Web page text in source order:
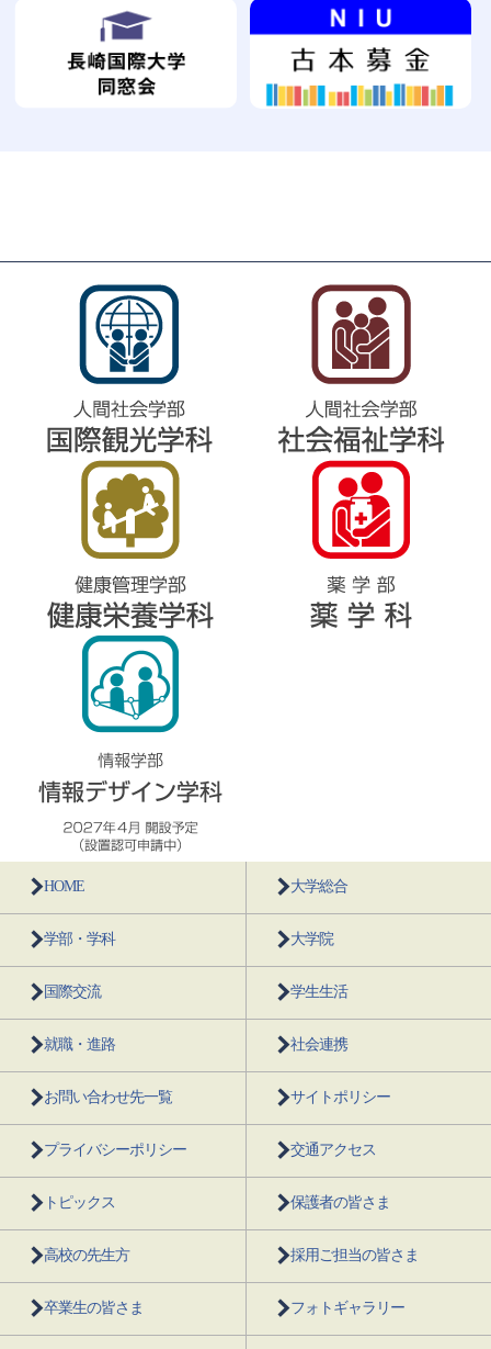
HOME 大学総合
学部・学科 大学院
国際交流 学生生活
就職・進路 社会連携
お問い合わせ先一覧 サイトポリシー
プライバシーポリシー 交通アクセス
トピックス 保護者の皆さま
高校の先生方 採用ご担当の皆さま
卒業生の皆さま フォトギャラリー